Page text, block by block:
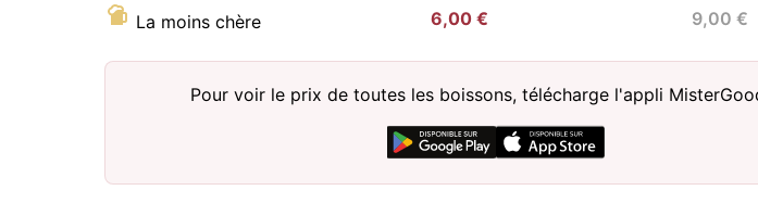
La moins chère 6,00 € 9,00 €
Pour voir le prix de toutes les boissons, télécharge l'appli